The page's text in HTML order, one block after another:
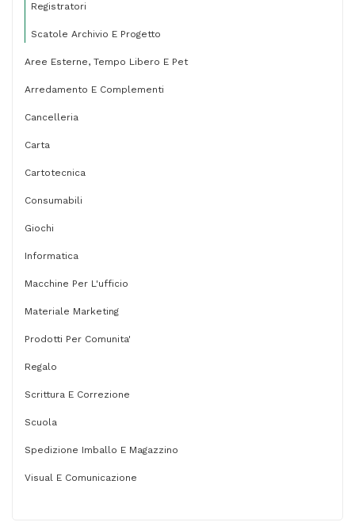
Registratori
Scatole Archivio E Progetto
Aree Esterne, Tempo Libero E Pet
Arredamento E Complementi
Cancelleria
Carta
Cartotecnica
Consumabili
Giochi
Informatica
Macchine Per L'ufficio
Materiale Marketing
Prodotti Per Comunita'
Regalo
Scrittura E Correzione
Scuola
Spedizione Imballo E Magazzino
Visual E Comunicazione